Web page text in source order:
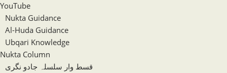
YouTube
Nukta Guidance
Al-Huda Guidance
Ubqari Knowledge
Nukta Column
قسط وار سلسلہ جادو نگری